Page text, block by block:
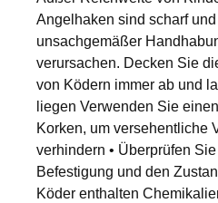
Angelhaken sind scharf
unsachgemäßer
verursachen. Decken Sie
von Ködern immer ab und
liegen Verwenden Sie
Korken, um versehentliche
verhindern • Überprüfen
Befestigung und den
Köder enthalten